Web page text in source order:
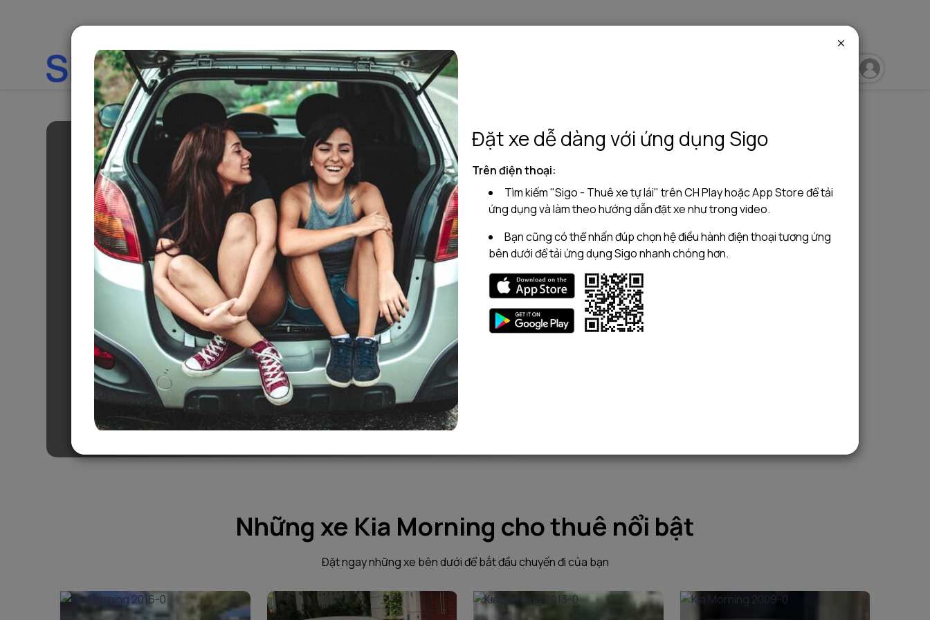
Thuê xe tự lái Kia Morning
Đặt dễ dàng, lái thoải mái!
Những xe Kia Morning cho thuê nổi bật
Đặt ngay những xe bên dưới để bắt đầu chuyến đi của bạn
Đặt xe dễ dàng với ứng dụng Sigo
Trên điện thoại:
Tìm kiếm "Sigo - Thuê xe tự lái" trên CH Play hoặc App Store để tải
ứng dụng và làm theo hướng dẫn đặt xe như trong video.
Bạn cũng có thể nhấn đúp chọn hệ điều hành điện thoại tương ứng
bên dưới để tải ứng dụng Sigo nhanh chóng hơn.